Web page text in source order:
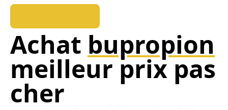
Achat bupropion
meilleur prix pas
cher